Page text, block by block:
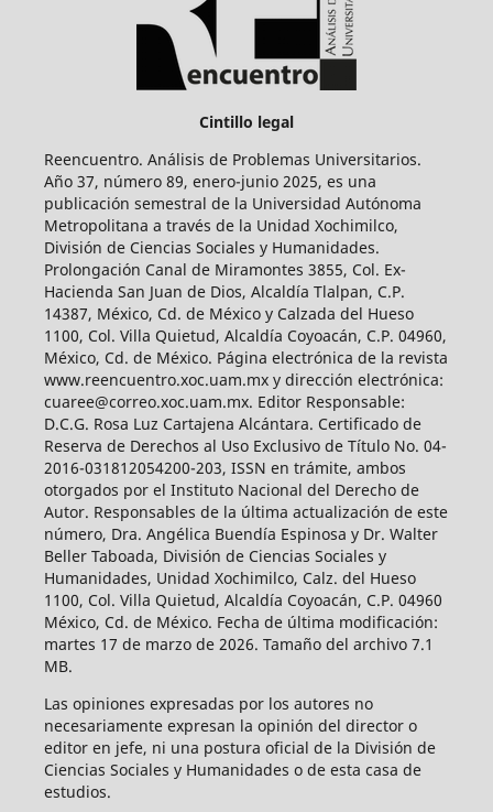
Cintillo legal
Reencuentro. Análisis de Problemas Universitarios.
Año 37, número 89, enero-junio 2025, es una
publicación semestral de la Universidad Autónoma
Metropolitana a través de la Unidad Xochimilco,
División de Ciencias Sociales y Humanidades.
Prolongación Canal de Miramontes 3855, Col. Ex-
Hacienda San Juan de Dios, Alcaldía Tlalpan, C.P.
14387, México, Cd. de México y Calzada del Hueso
1100, Col. Villa Quietud, Alcaldía Coyoacán, C.P. 04960,
México, Cd. de México. Página electrónica de la revista
www.reencuentro.xoc.uam.mx y dirección electrónica:
cuaree@correo.xoc.uam.mx. Editor Responsable:
D.C.G. Rosa Luz Cartajena Alcántara. Certificado de
Reserva de Derechos al Uso Exclusivo de Título No. 04-
2016-031812054200-203, ISSN en trámite, ambos
otorgados por el Instituto Nacional del Derecho de
Autor. Responsables de la última actualización de este
número, Dra. Angélica Buendía Espinosa y Dr. Walter
Beller Taboada, División de Ciencias Sociales y
Humanidades, Unidad Xochimilco, Calz. del Hueso
1100, Col. Villa Quietud, Alcaldía Coyoacán, C.P. 04960
México, Cd. de México. Fecha de última modificación:
martes 17 de marzo de 2026. Tamaño del archivo 7.1
MB.
Las opiniones expresadas por los autores no
necesariamente expresan la opinión del director o
editor en jefe, ni una postura oficial de la División de
Ciencias Sociales y Humanidades o de esta casa de
estudios.